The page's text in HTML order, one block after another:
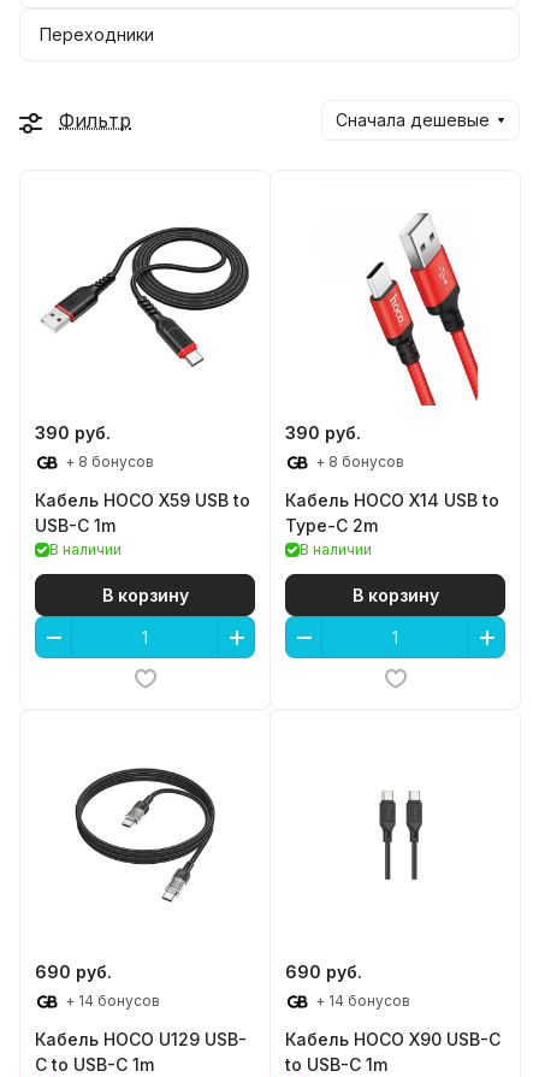
Переходники
Фильтр Сначала дешевые
390 руб.
+ 8 бонусов
Кабель HOCO X59 USB to
USB-C 1m
В наличии
В корзину
390 руб.
+ 8 бонусов
Кабель HOCO X14 USB to
Type-C 2m
В наличии
В корзину
690 руб.
+ 14 бонусов
Кабель HOCO U129 USB-
C to USB-C 1m
690 руб.
+ 14 бонусов
Кабель HOCO X90 USB-C
to USB-C 1m